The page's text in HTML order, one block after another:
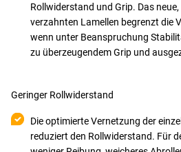
Rollwiderstand und Grip. Das
verzahnten Lamellen begrenzt die
wenn unter Beanspruchung
zu überzeugendem Grip und
Geringer Rollwiderstand
Die optimierte Vernetzung der
reduziert den Rollwiderstand. Für